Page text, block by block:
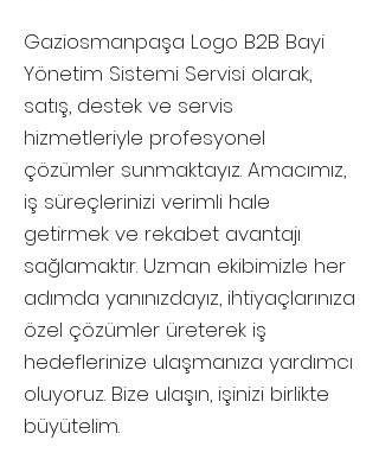
Gaziosmanpaşa Logo B2B Bayi
Yönetim Sistemi Servisi olarak,
satış, destek ve servis
hizmetleriyle profesyonel
çözümler sunmaktayız. Amacımız,
iş süreçlerinizi verimli hale
getirmek ve rekabet avantajı
sağlamaktır. Uzman ekibimizle her
adımda yanınızdayız, ihtiyaçlarınıza
özel çözümler üreterek iş
hedeflerinize ulaşmanıza yardımcı
oluyoruz. Bize ulaşın, işinizi birlikte
büyütelim.